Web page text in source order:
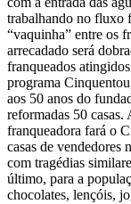
trabalhando no fluxo
“vaquinha” entre os
arrecadado será
franqueados
programa
aos 50 anos do
reformadas 50
franqueadora fará o
casas de vendedores
com tragédias
último, para a
chocolates, lençóis,